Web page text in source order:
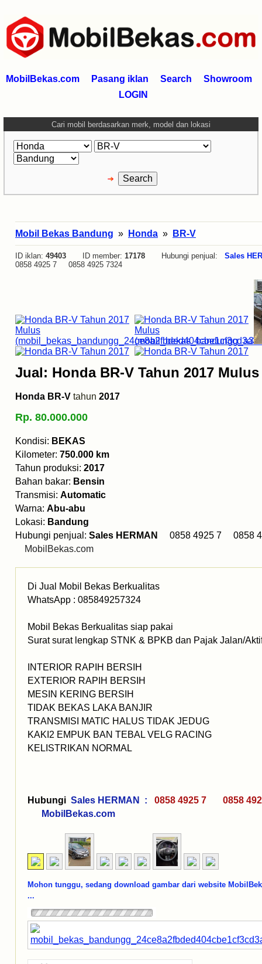
MobilBekas.com Pasang iklan Search
Showroom
LOGIN
Cari mobil berdasarkan merk, model dan lokasi
Mobil Bekas Bandung » Honda » BR-V
ID iklan: 49403 ID member: 17178 Hubungi penjual: Sales
0858 4925 7 0858 4925 7324
Jual: Honda BR-V Tahun 2017 Mulus
Honda BR-V tahun 2017
Rp. 80.000.000
Kondisi: BEKAS
Kilometer: 750.000 km
Tahun produksi: 2017
Bahan bakar: Bensin
Transmisi: Automatic
Warna: Abu-abu
Lokasi: Bandung
Hubungi penjual: Sales HERMAN
0858 4925 7 0858
MobilBekas.com
Di Jual Mobil Bekas Berkualitas
WhatsApp : 085849257324
Mobil Bekas Berkualitas siap pakai
Surat surat lengkap STNK & BPKB dan Pajak Jalan/
INTERIOR RAPIH BERSIH
EXTERIOR RAPIH BERSIH
MESIN KERING BERSIH
TIDAK BEKAS LAKA BANJIR
TRANSMISI MATIC HALUS TIDAK JEDUG
KAKI2 EMPUK BAN TEBAL VELG RACING
KELISTRIKAN NORMAL
Hubungi Sales HERMAN :
0858 4925 7 0858
MobilBekas.com
Mohon tunggu, sedang download gambar dari website
...